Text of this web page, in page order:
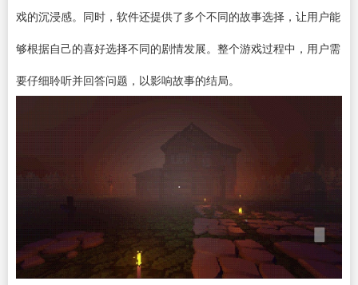
戏的沉浸感。同时，软件还提供了多个不同的故事选择，让用户能
够根据自己的喜好选择不同的剧情发展。整个游戏过程中，用户需
要仔细聆听并回答问题，以影响故事的结局。